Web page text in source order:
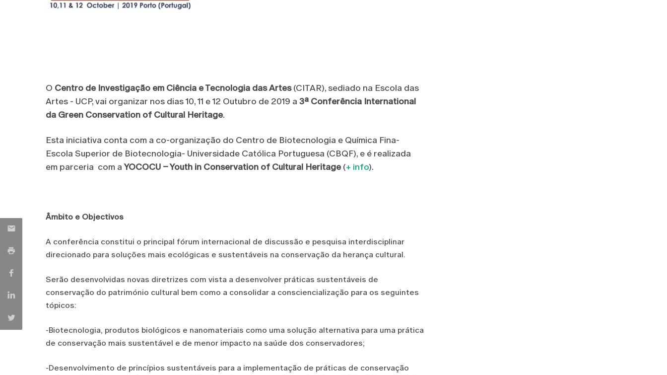
O Centro de Investigação em Ciência e Tecnologia das Artes(CITAR), sediado na Escola das
Artes - UCP, vai organizar nos dias 10, 11 e 12 Outubro de 2019 a 3ª Conferência International
da Green Conservation of Cultural Heritage.
Esta iniciativa conta com a co-organização do Centro de Biotecnologia e Química Fina-
Escola Superior de Biotecnologia- Universidade Católica Portuguesa (CBQF), e é realizada
em parceria com aYOCOCU – Youth in Conservation of Cultural Heritage(+ info).
Âmbito e Objectivos
A conferência constitui o principal fórum internacional de discussão e pesquisa interdisciplinar
direcionado para soluções mais ecológicas e sustentáveis na conservação da herança cultural.
Serão desenvolvidas novas diretrizes com vista a desenvolver práticas sustentáveis de
conservação do património cultural bem como a consolidar a consciencialização para os seguintes
tópicos:
-Biotecnologia, produtos biológicos e nanomateriais como uma solução alternativa para uma prática
de conservação mais sustentável e de menor impacto na saúde dos conservadores;
-Desenvolvimento de princípios sustentáveis para a implementação de práticas de conservação